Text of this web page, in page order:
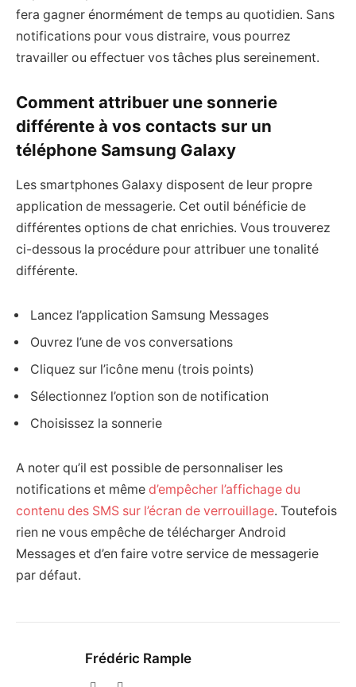
fera gagner énormément de temps au quotidien. Sans
notifications pour vous distraire, vous pourrez
travailler ou effectuer vos tâches plus sereinement.
Comment attribuer une sonnerie
différente à vos contacts sur un
téléphone Samsung Galaxy
Les smartphones Galaxy disposent de leur propre
application de messagerie. Cet outil bénéficie de
différentes options de chat enrichies. Vous trouverez
ci-dessous la procédure pour attribuer une tonalité
différente.
Lancez l’application Samsung Messages
Ouvrez l’une de vos conversations
Cliquez sur l’icône menu (trois points)
Sélectionnez l’option son de notification
Choisissez la sonnerie
A noter qu’il est possible de personnaliser les
notifications et même d’empêcher l’affichage du
contenu des SMS sur l’écran de verrouillage. Toutefois
rien ne vous empêche de télécharger Android
Messages et d’en faire votre service de messagerie
par défaut.
Frédéric Rample